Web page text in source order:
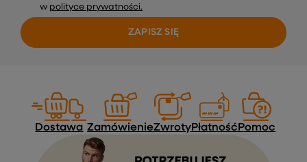
w polityce prywatności.
ZAPISZ SIĘ
Dostawa ZamówienieZwrotyPłatnośćPomoc